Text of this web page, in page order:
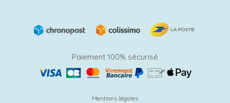
Paiement 100% sécurisé
Mentions légales